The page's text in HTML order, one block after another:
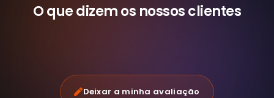
O que dizem os nossosclientes
Deixar a minha avaliação